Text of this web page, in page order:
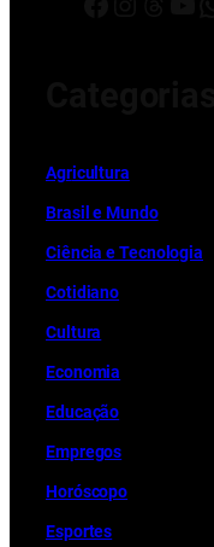
Agricultura
Brasil e Mundo
Ciência e Tecnologia
Cotidiano
Cultura
Economia
Educação
Empregos
Horóscopo
Esportes